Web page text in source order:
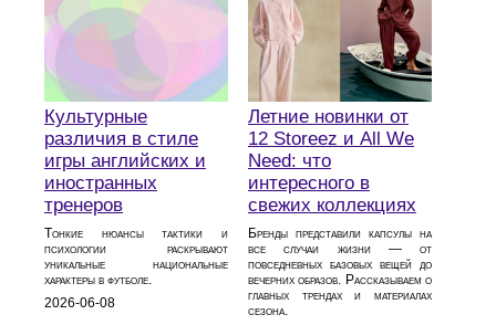
Культурные
различия в стиле
игры английских и
иностранных
тренеров
Тонкие нюансы тактики и
психологии раскрывают
уникальные национальные
характеры в футболе.
2026-06-08
Летние новинки от
12 Storeez и All We
Need: что
интересного в
свежих коллекциях
Бренды представили капсулы на
все случаи жизни — от
повседневных базовых вещей до
вечерних образов. Рассказываем о
главных трендах и материалах
сезона.